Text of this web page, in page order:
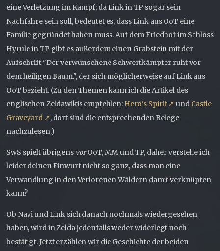
eine Verletzung im Kampf; da Link in TP sogar sein
Nachfahre sein soll, bedeutet es, dass Link aus OoT eine
Familie gegründet haben muss. Auf dem Friedhof im Schloss
Hyrule in TP gibt es außerdem einen Grabstein mit der
Aufschrift "Der verwunschene Schwertkämpfer ruht vor
dem heiligen Baum.", der sich möglicherweise auf Link aus
OoT bezieht. (Zu den Themen kann ich die Artikel des
englischen Zeldawikis empfehlen: Hero's Spirit und Castle
Graveyard
, dort sind die entsprechenden Belege
nachzulesen.)
SwS spielt übrigens vorOoT, MM und TP, daher verstehe ich
leider deinen Einwurf nicht so ganz, dass man eine
Verwandlung in den Verlorenen Wäldern damit verknüpfen
kann?
Ob Navi und Link sich danach nochmals wiedergesehen
haben, wird in Zelda jedenfalls weder widerlegt noch
bestätigt. Jetzt erzählen wir die Geschichte der beiden